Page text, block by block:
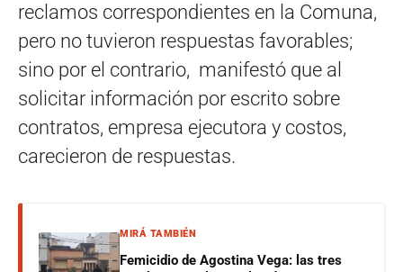
reclamos correspondientes en la Comuna,
pero no tuvieron respuestas favorables;
sino por el contrario, manifestó que al
solicitar información por escrito sobre
contratos, empresa ejecutora y costos,
carecieron de respuestas.
MIRÁ TAMBIÉN
Femicidio de Agostina Vega: las tres